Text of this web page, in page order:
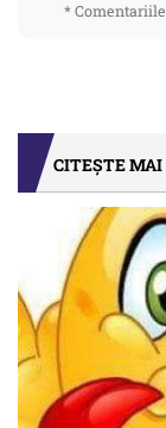
*
CITEȘTE